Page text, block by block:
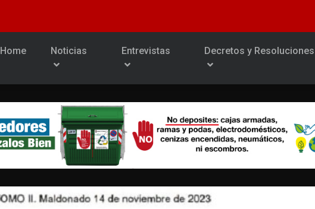
Home Noticias Entrevistas Decretos y Resoluciones